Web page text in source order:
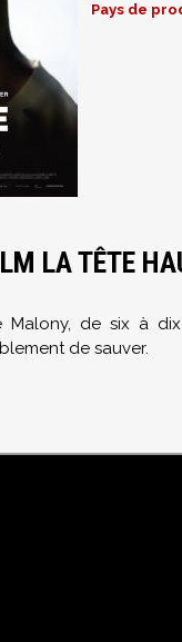
Pays de
LA TÊTE
Malony, de six à
de sauver.